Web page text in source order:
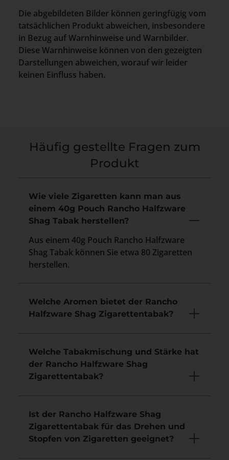
Die abgebildeten Bilder können geringfügig vom
tatsächlichen Produkt abweichen, insbesondere
in Bezug auf Warnhinweise und Warnbilder.
Diese Warnhinweise können von den gezeigten
Darstellungen abweichen, worauf wir leider
keinen Einfluss haben.
Häufig gestellte Fragen zum
Produkt
Wie viele Zigaretten kann man aus
einem 40g Pouch Rancho Halfzware
Shag Tabak herstellen?
Aus einem 40g Pouch Rancho Halfzware
Shag Tabak können Sie etwa 80 Zigaretten
herstellen.
Welche Aromen bietet der Rancho
Halfzware Shag Zigarettentabak?
Welche Tabakmischung und Stärke hat
der Rancho Halfzware Shag
Zigarettentabak?
Ist der Rancho Halfzware Shag
Zigarettentabak für das Drehen und
Stopfen von Zigaretten geeignet?